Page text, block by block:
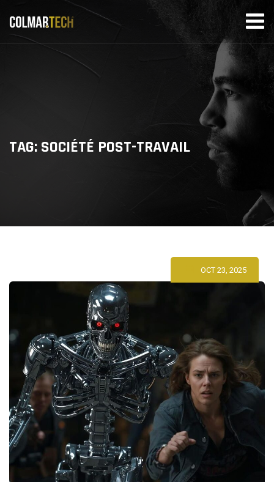
content
TAG: SOCIÉTÉ POST-TRAVAIL
OCT 23, 2025